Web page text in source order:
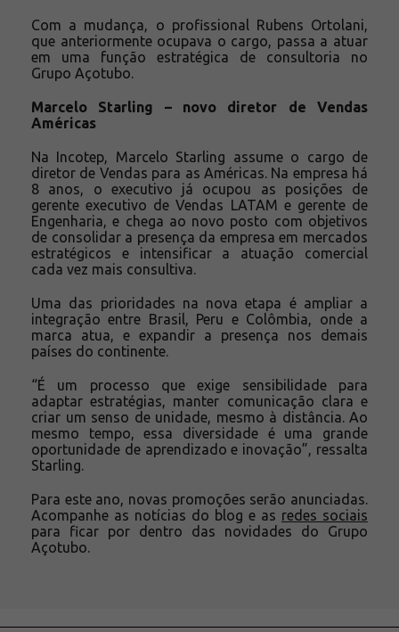
Com a mudança, o profissional Rubens Ortolani,
que anteriormente ocupava o cargo, passa a atuar
em uma função estratégica de consultoria no
Grupo Açotubo.
Marcelo Starling – novo diretor de Vendas
Américas
Na Incotep, Marcelo Starling assume o cargo de
diretor de Vendas para as Américas. Na empresa há
8 anos, o executivo já ocupou as posições de
gerente executivo de Vendas LATAM e gerente de
Engenharia, e chega ao novo posto com objetivos
de consolidar a presença da empresa em mercados
estratégicos e intensificar a atuação comercial
cada vez mais consultiva.
Uma das prioridades na nova etapa é ampliar a
integração entre Brasil, Peru e Colômbia, onde a
marca atua, e expandir a presença nos demais
países do continente.
“É um processo que exige sensibilidade para
adaptar estratégias, manter comunicação clara e
criar um senso de unidade, mesmo à distância. Ao
mesmo tempo, essa diversidade é uma grande
oportunidade de aprendizado e inovação”, ressalta
Starling.
Para este ano, novas promoções serão anunciadas.
Acompanhe as notícias do blog e as redes sociais
para ficar por dentro das novidades do Grupo
Açotubo.